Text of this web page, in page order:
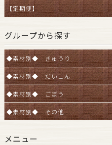
【定期便】
グループから探す
◆素材別◆ きゅうり
◆素材別◆ だいこん
◆素材別◆ ごぼう
◆素材別◆ その他
メニュー